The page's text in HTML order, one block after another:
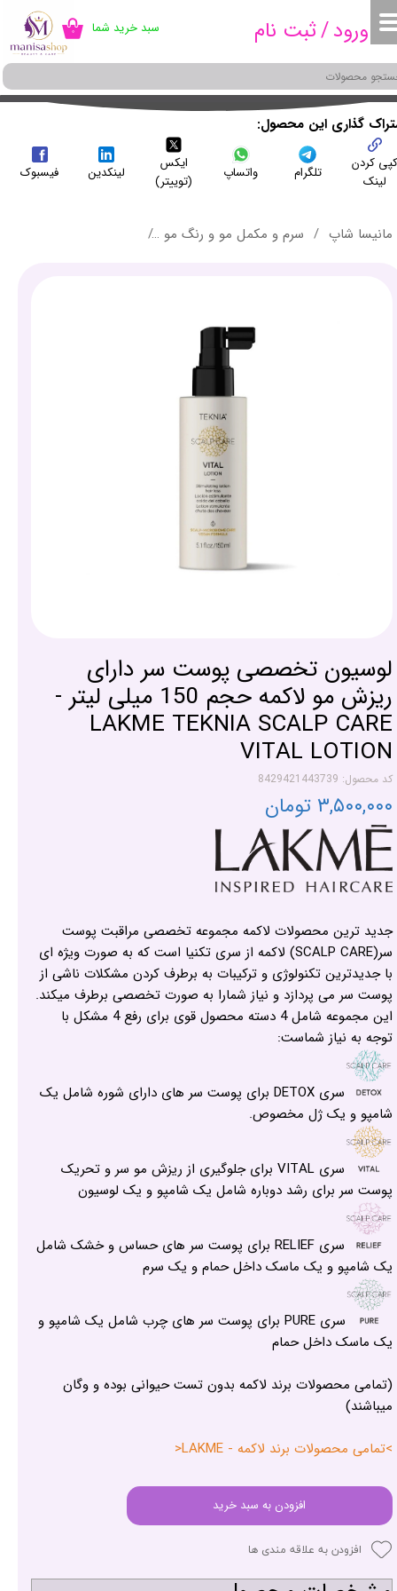
ورود/ثبت نامحساب کاربری من
تغییر گذر واژه
سفارشات
خروج از حساب کاربری
۰ سبد خرید شما
مانیسا شاپ سرم و مکمل مو و رنگ مو
لوسیون تخصصی پوست سر دارای
ریزش مو لاکمه حجم 150 میلی لیتر -
LAKME TEKNIA SCALP CARE
VITAL LOTION
کد محصول: 8429421443739
۳,۵۰۰,۰۰۰ تومان
جدید ترین محصولات لاکمه مجموعه تخصصی مراقبت پوست
سر(SCALP CARE) لاکمه از سری تکنیا است که به صورت ویژه ای
با جدیدترین تکنولوژی و ترکیبات به برطرف کردن مشکلات ناشی از
پوست سر می پردازد و نیاز شمارا به صورت تخصصی برطرف میکند.
این مجموعه شامل 4 دسته محصول قوی برای رفع 4 مشکل با
توجه به نیاز شماست:
سری DETOX برای پوست سر های دارای شوره شامل یک
شامپو و یک ژل مخصوص.
سری VITAL برای جلوگیری از ریزش مو سر و تحریک
پوست سر برای رشد دوباره شامل یک شامپو و یک لوسیون
سری RELIEF برای پوست سر های حساس و خشک شامل
یک شامپو و یک ماسک داخل حمام و یک سرم
سری PURE برای پوست سر های چرب شامل یک شامپو و
یک ماسک داخل حمام
(تمامی محصولات برند لاکمه بدون تست حیوانی بوده و وگان
میباشند)
>تمامی محصولات برند لاکمه - LAKME<
افزودن به سبد خرید
افزودن به علاقه مندی ها
کردن
لینک
تلگرام واتساپ
ایکس
(توییتر)
لینکدین فیسبوک
گذاری این محصول